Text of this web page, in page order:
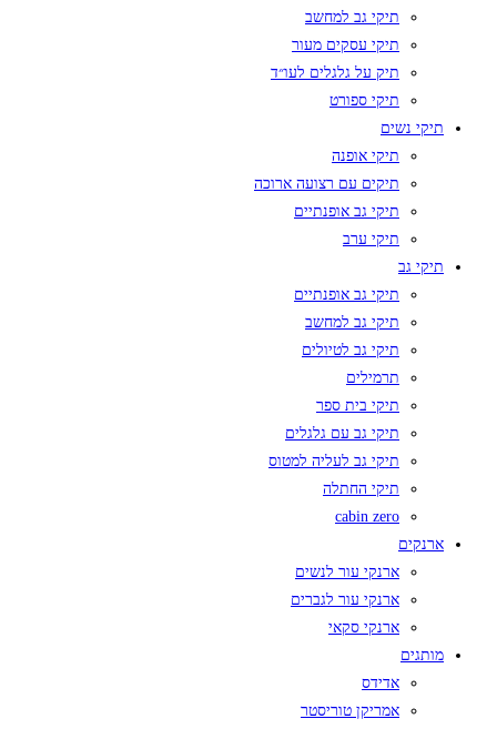
תיקי גב למחשב
תיקי עסקים מעור
תיק על גלגלים לעו״ד
תיקי ספורט
תיקי נשים
תיקי אופנה
תיקים עם רצועה ארוכה
תיקי גב אופנתיים
תיקי ערב
תיקי גב
תיקי גב אופנתיים
תיקי גב למחשב
תיקי גב לטיולים
תרמילים
תיקי בית ספר
תיקי גב עם גלגלים
תיקי גב לעליה למטוס
תיקי החתלה
cabin zero
ארנקים
ארנקי עור לנשים
ארנקי עור לגברים
ארנקי סקאי
מותגים
אדידס
אמריקן טוריסטר